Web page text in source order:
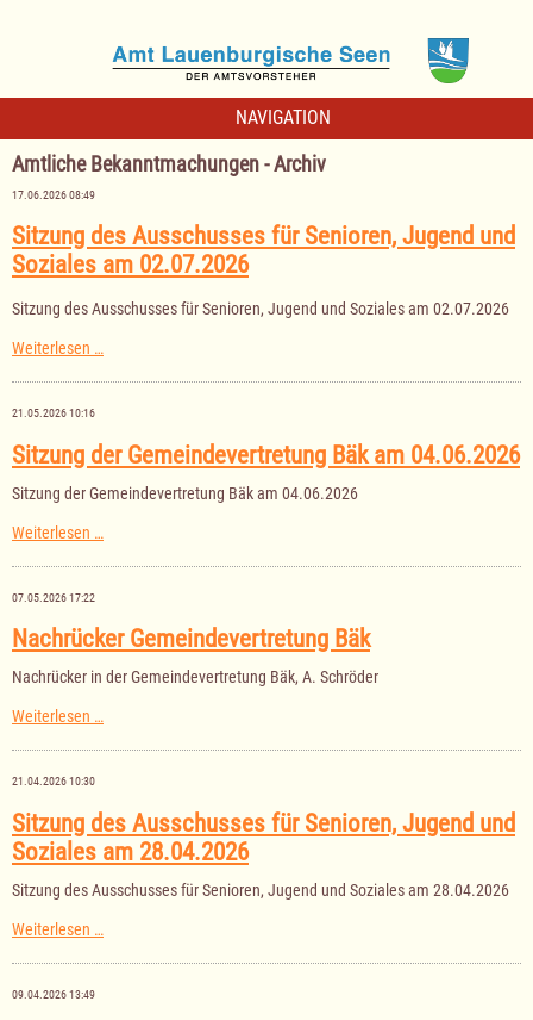
NAVIGATION
Amtliche Bekanntmachungen - Archiv
17.06.2026 08:49
Sitzung des Ausschusses für Senioren, Jugend und
Soziales am 02.07.2026
Sitzung des Ausschusses für Senioren, Jugend und Soziales am 02.07.2026
Weiterlesen …Sitzung
Ausschusses
Jugend
und
am
21.05.2026 10:16
Sitzung der Gemeindevertretung Bäk am 04.06.2026
Sitzung der Gemeindevertretung Bäk am 04.06.2026
Weiterlesen …
Gemeindevertretung
04.06.2026
07.05.2026 17:22
Nachrücker Gemeindevertretung Bäk
Nachrücker in der Gemeindevertretung Bäk, A. Schröder
Weiterlesen …Nachrücker
Bäk
21.04.2026 10:30
Sitzung des Ausschusses für Senioren, Jugend und
Soziales am 28.04.2026
Sitzung des Ausschusses für Senioren, Jugend und Soziales am 28.04.2026
Weiterlesen …
Ausschusses
09.04.2026 13:49